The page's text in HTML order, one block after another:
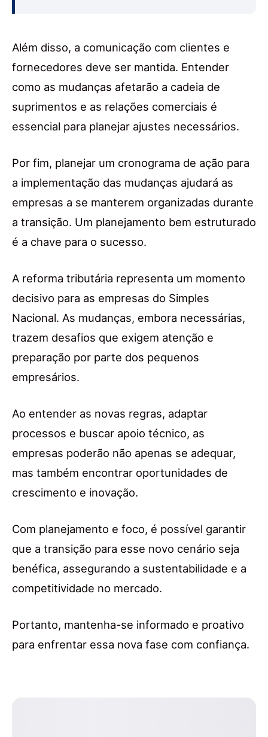
Além disso, a comunicação com clientes e
fornecedores deve ser mantida. Entender
como as mudanças afetarão a cadeia de
suprimentos e as relações comerciais é
essencial para planejar ajustes necessários.
Por fim, planejar um cronograma de ação para
a implementação das mudanças ajudará as
empresas a se manterem organizadas durante
a transição. Um planejamento bem estruturado
é a chave para o sucesso.
A reforma tributária representa um momento
decisivo para as empresas do Simples
Nacional. As mudanças, embora necessárias,
trazem desafios que exigem atenção e
preparação por parte dos pequenos
empresários.
Ao entender as novas regras, adaptar
processos e buscar apoio técnico, as
empresas poderão não apenas se adequar,
mas também encontrar oportunidades de
crescimento e inovação.
Com planejamento e foco, é possível garantir
que a transição para esse novo cenário seja
benéfica, assegurando a sustentabilidade e a
competitividade no mercado.
Portanto, mantenha-se informado e proativo
para enfrentar essa nova fase com confiança.